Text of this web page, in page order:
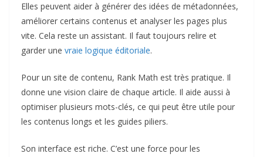
Elles peuvent aider à générer des idées de métadonnées,
améliorer certains contenus et analyser les pages plus
vite. Cela reste un assistant. Il faut toujours relire et
garder une vraie logique éditoriale.
Pour un site de contenu, Rank Math est très pratique. Il
donne une vision claire de chaque article. Il aide aussi à
optimiser plusieurs mots-clés, ce qui peut être utile pour
les contenus longs et les guides piliers.
Son interface est riche. C’est une force pour les